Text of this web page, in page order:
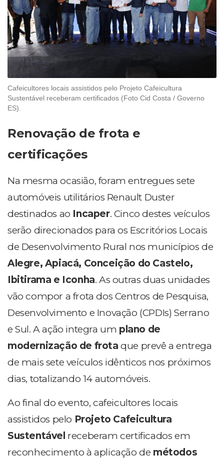
Cafeicultores locais assistidos pelo Projeto Cafeicultura
Sustentável receberam certificados (Foto Cid Costa / Governo
ES).
Renovação de frota e
certificações
Na mesma ocasião, foram entregues sete
automóveis utilitários Renault Duster
destinados ao Incaper. Cinco destes veículos
serão direcionados para os Escritórios Locais
de Desenvolvimento Rural nos municípios de
Alegre, Apiacá, Conceição do Castelo,
Ibitirama e Iconha. As outras duas unidades
vão compor a frota dos Centros de Pesquisa,
Desenvolvimento e Inovação (CPDIs) Serrano
e Sul. A ação integra um plano de
modernização de frota que prevê a entrega
de mais sete veículos idênticos nos próximos
dias, totalizando 14 automóveis.
Ao final do evento, cafeicultores locais
assistidos pelo Projeto Cafeicultura
Sustentável receberam certificados em
reconhecimento à aplicação de métodos